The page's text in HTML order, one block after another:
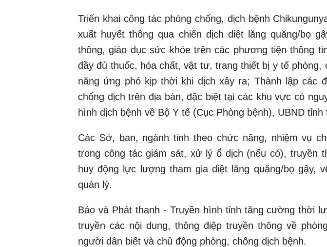
Triển khai công tác phòng chống, dịch bệnh
xuất huyết thông qua chiến dịch diệt lăng quăng/bọ
thông, giáo dục sức khỏe trên các phương tiện thông
đầy đủ thuốc, hóa chất, vật tư, trang thiết bị y tế phòng,
năng ứng phó kịp thời khi dịch xảy ra; Thành lập các
chống dịch trên địa bàn, đặc biệt tại các khu vực có
hình dịch bệnh về Bộ Y tế (Cục Phòng bệnh), UBND tỉnh
Các Sở, ban, ngành tỉnh theo chức năng, nhiệm vụ
trong công tác giám sát, xử lý ổ dịch (nếu có), truyền
huy động lực lượng tham gia diệt lăng quăng/bọ gậy,
quản lý.
Báo và Phát thanh - Truyền hình tỉnh tăng cường thời
truyền các nội dung, thông điệp truyền thông về
người dân biết và chủ động phòng, chống dịch bệnh.